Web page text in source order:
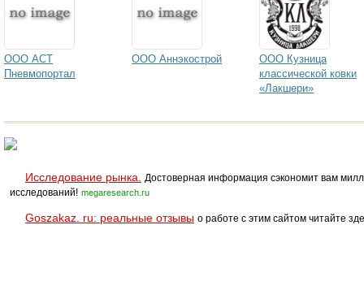
ООО АСТ
Пневмопортал
ООО Аннэкострой
ООО Кузница
классической ковки
«Лакшери»
Исследование рынка.
Достоверная информация сэкономит вам
исследований! megaresearch.ru
Goszakaz. ru: реальные отзывы о работе с этим сайтом читайте